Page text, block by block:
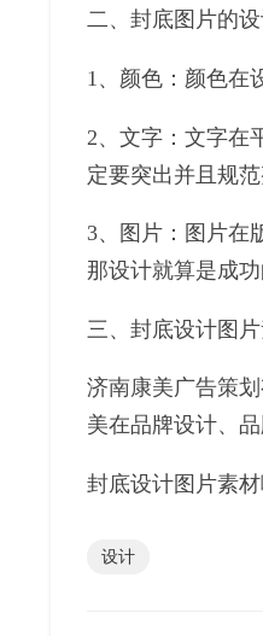
二、封底图片的
1、颜色：颜色在
2、文字：文字在
定要突出并且规
3、图片：图片在
那设计就算是成
三、封底设计图
济南康美广告策
美在品牌设计、
封底设计图片素
设计